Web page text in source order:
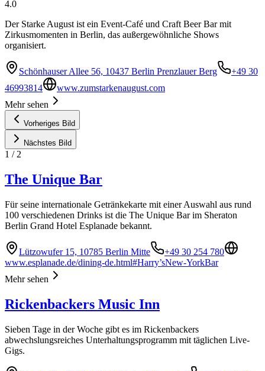
4.0
Der Starke August ist ein Event-Café und Craft Beer Bar mit
Zirkusmomenten in Berlin, das außergewöhnliche Shows
organisiert.
Schönhauser Allee 56, 10437 Berlin Prenzlauer Berg
+49 30
46993814
www.zumstarkenaugust.com
Mehr sehen
Vorheriges Bild
Nächstes Bild
1 / 2
The Unique Bar
Für seine internationale Getränkekarte mit einer Auswahl aus rund
100 verschiedenen Drinks ist die The Unique Bar im Sheraton
Berlin Grand Hotel Esplanade bekannt.
Lützowufer 15, 10785 Berlin Mitte
+49 30 254 780
www.esplanade.de/dining-de.html#Harry’sNew-YorkBar
Mehr sehen
Rickenbackers Music Inn
Sieben Tage in der Woche gibt es im Rickenbackers
abwechslungsreiches Unterhaltungsprogramm mit täglichen Live-
Gigs.